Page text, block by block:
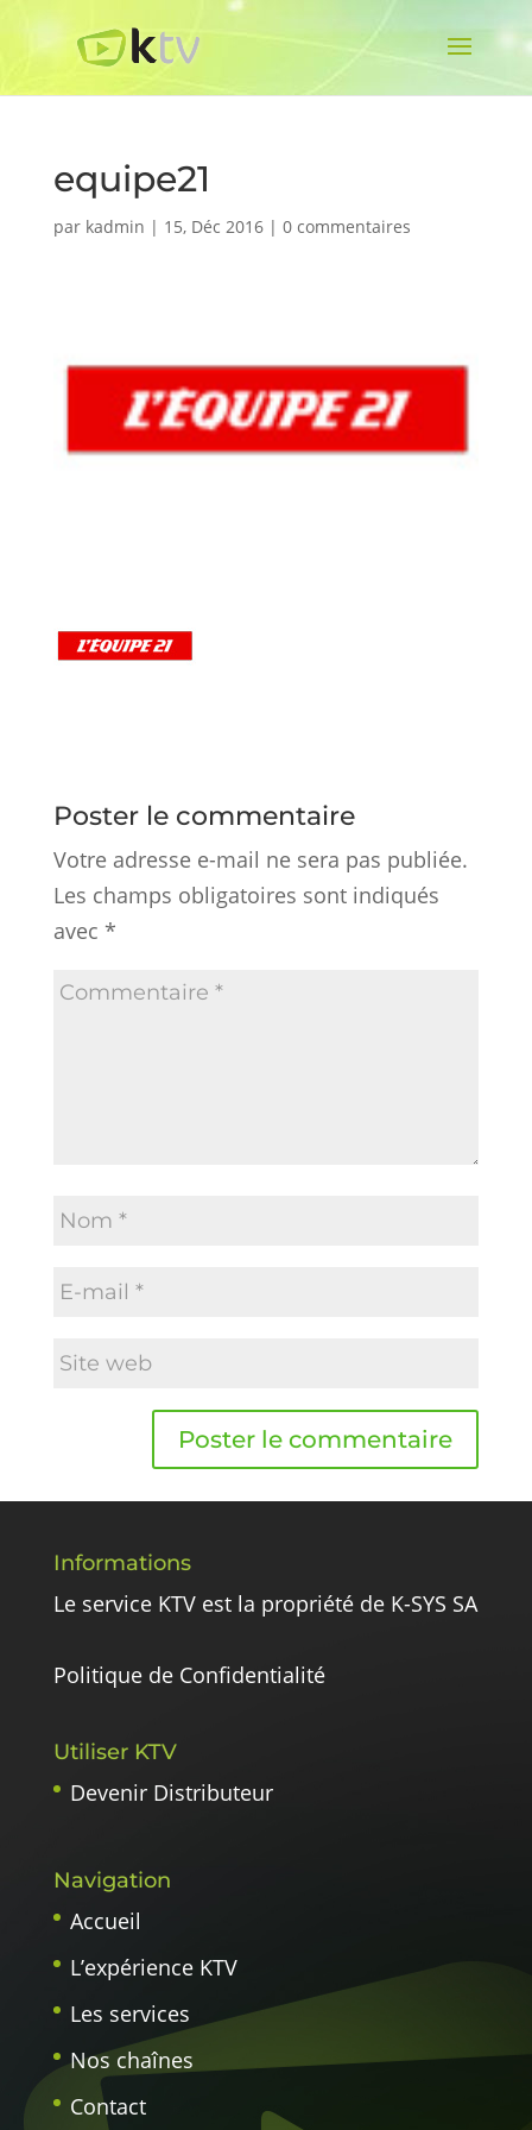
equipe21
par kadmin | 15, Déc 2016| 0 commentaires
Poster le commentaire
Votre adresse e-mail ne sera pas publiée.
Les champs obligatoires sont indiqués
avec *
Informations
Le service KTV est la propriété de K-SYS SA
Politique de Confidentialité
Utiliser KTV
Devenir Distributeur
Navigation
Accueil
L’expérience KTV
Les services
Nos chaînes
Contact